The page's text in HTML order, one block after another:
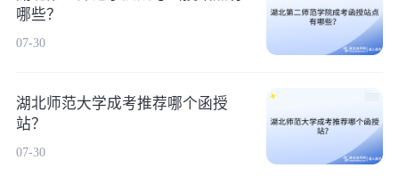
哪些？
07-30
湖北师范大学成考推荐哪个函授
站？
07-30